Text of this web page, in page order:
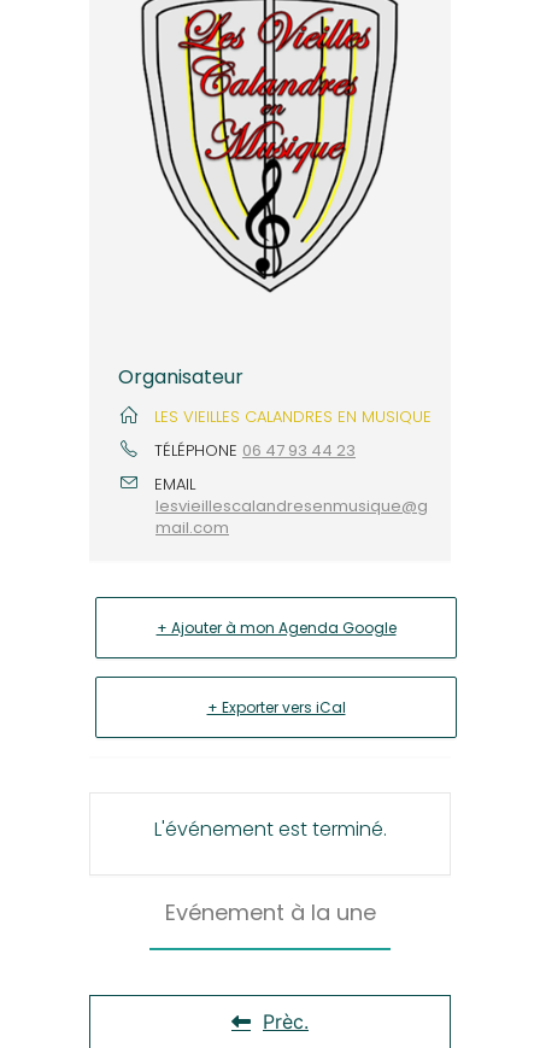
Organisateur
LES VIEILLES CALANDRES EN MUSIQUE
TÉLÉPHONE 06 47 93 44 23
EMAIL
lesvieillescalandresenmusique@g
mail.com
+ Ajouter à mon Agenda Google
+ Exporter vers iCal
L'événement est terminé.
Evénement à la une
Prèc.